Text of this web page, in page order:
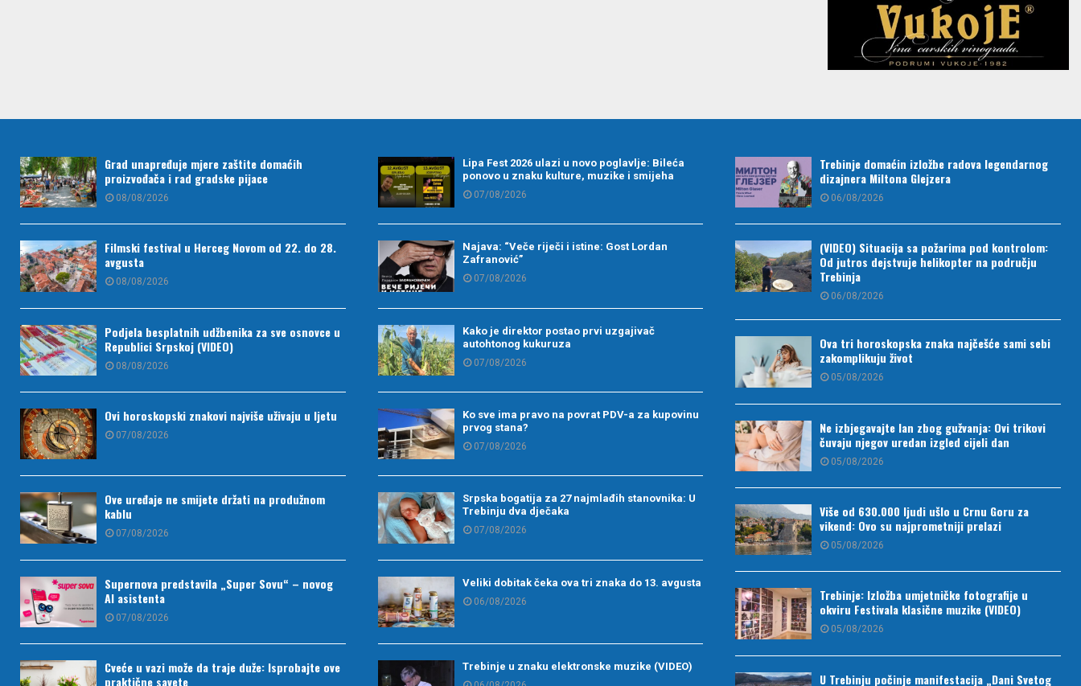
Grad unapređuje mjere zaštite domaćih
proizvođača i rad gradske pijace
08/08/2026
Filmski festival u Herceg Novom od 22. do 28.
avgusta
08/08/2026
Podjela besplatnih udžbenika za sve osnovce u
Republici Srpskoj (VIDEO)
08/08/2026
Ovi horoskopski znakovi najviše uživaju u ljetu
07/08/2026
Ove uređaje ne smijete držati na produžnom
kablu
07/08/2026
Supernova predstavila „Super Sovu“ – novog
AI asistenta
07/08/2026
Cveće u vazi može da traje duže: Isprobajte ove
praktične savete
Lipa Fest 2026 ulazi u novo poglavlje: Bileća
ponovo u znaku kulture, muzike i smijeha
07/08/2026
Najava: “Veče riječi i istine: Gost Lordan
Zafranović”
07/08/2026
Kako je direktor postao prvi uzgajivač
autohtonog kukuruza
07/08/2026
Ko sve ima pravo na povrat PDV-a za kupovinu
prvog stana?
07/08/2026
Srpska bogatija za 27 najmlađih stanovnika: U
Trebinju dva dječaka
07/08/2026
Veliki dobitak čeka ova tri znaka do 13. avgusta
06/08/2026
Trebinje u znaku elektronske muzike (VIDEO)
Trebinje domaćin izložbe radova legendarnog
dizajnera Miltona Glejzera
06/08/2026
(VIDEO) Situacija sa požarima pod kontrolom:
Od jutros dejstvuje helikopter na području
Trebinja
06/08/2026
Ova tri horoskopska znaka najčešće sami sebi
zakomplikuju život
05/08/2026
Ne izbjegavajte lan zbog gužvanja: Ovi trikovi
čuvaju njegov uredan izgled cijeli dan
05/08/2026
Više od 630.000 ljudi ušlo u Crnu Goru za
vikend: Ovo su najprometniji prelazi
05/08/2026
Trebinje: Izložba umjetničke fotografije u
okviru Festivala klasične muzike (VIDEO)
05/08/2026
U Trebinju počinje manifestacija „Dani Svetog